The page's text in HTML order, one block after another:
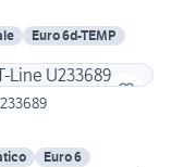
Euro 6d-TEMP
Euro 6